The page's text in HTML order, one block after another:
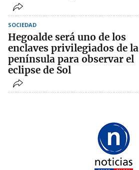
SOCIEDAD
Hegoalde será uno de los
enclaves privilegiados de la
península para observar el
eclipse de Sol